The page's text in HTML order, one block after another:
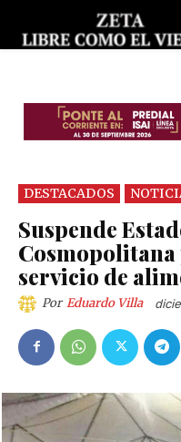
DESTACADOS
Suspende
servicio de
Por Eduardo Villa